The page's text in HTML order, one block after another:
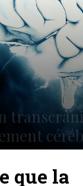
que la